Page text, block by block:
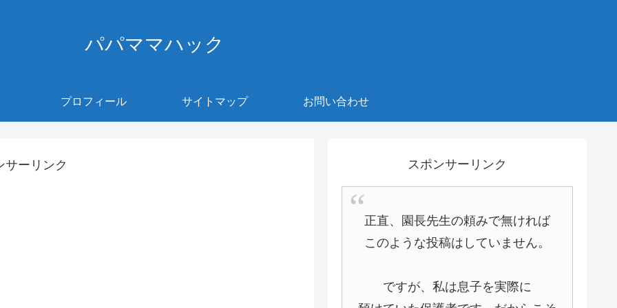
パパママハック
プロフィール サイトマップ お問い合わせ
サーリンク スポンサーリンク
正直、園長先生の頼みで無ければ
このような投稿はしていません。
ですが、私は息子を実際に